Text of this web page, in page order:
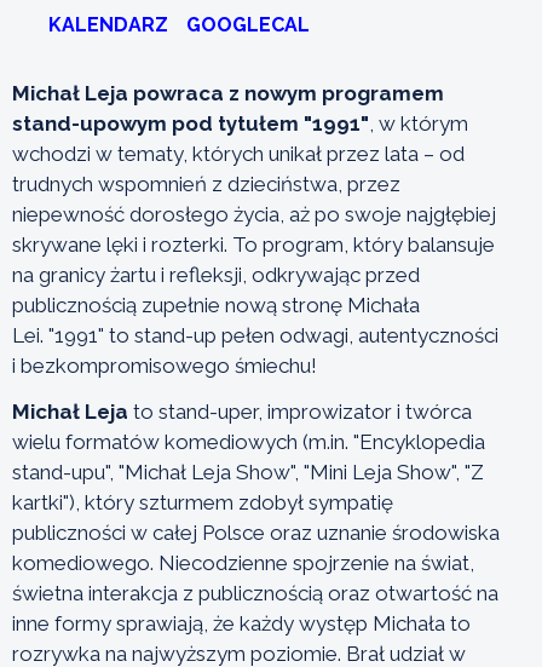
KALENDARZ GOOGLECAL
Michał Leja powraca z nowym programem
stand-upowym pod tytułem "1991" , w którym
wchodzi w tematy, których unikał przez lata – od
trudnych wspomnień z dzieciństwa, przez
niepewność dorosłego życia, aż po swoje najgłębiej
skrywane lęki i rozterki. To program, który balansuje
na granicy żartu i refleksji, odkrywając przed
publicznością zupełnie nową stronę Michała
Lei. "1991" to stand-up pełen odwagi, autentyczności
i bezkompromisowego śmiechu!
Michał Leja to stand-uper, improwizator i twórca
wielu formatów komediowych (m.in. "Encyklopedia
stand-upu", "Michał Leja Show", "Mini Leja Show", "Z
kartki"), który szturmem zdobył sympatię
publiczności w całej Polsce oraz uznanie środowiska
komediowego. Niecodzienne spojrzenie na świat,
świetna interakcja z publicznością oraz otwartość na
inne formy sprawiają, że każdy występ Michała to
rozrywka na najwyższym poziomie. Brał udział w